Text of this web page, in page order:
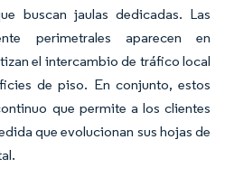
buscan jaulas dedicadas. Las
perimetrales aparecen en
el intercambio de tráfico local
de piso. En conjunto, estos
que permite a los clientes
que evolucionan sus hojas de